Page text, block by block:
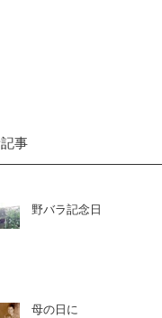
事
野バラ記念日
母の日に